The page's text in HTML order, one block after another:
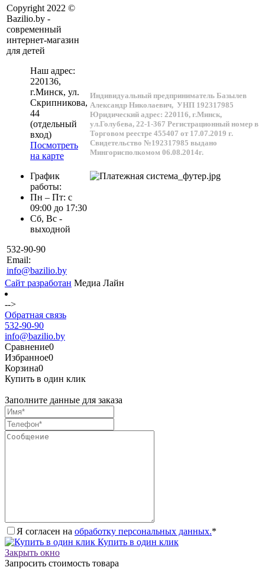
Copyright 2022 ©
Bazilio.by -
современный
интернет-магазин
для детей
Наш адрес:
220136,
г.Минск, ул.
Скрипникова,
44
(отдельный
вход)
Посмотреть
на карте
График
работы:
Пн – Пт: с
09:00 до 17:30
Сб, Вс -
выходной
532-90-90
Email:
info@bazilio.by
Индивидуальный предприниматель Базылев
Александр Николаевич, УНП 192317985
Юридический адрес: 220116, г.Минск,
ул.Голубева, 22-1-367 Регистрационный номер в
Торговом реестре 455407 от 17.07.2019 г.
Свидетельство №192317985 выдано
Мингорисполкомом 06.08.2014г.
Сайт разработан Медиа Лайн
-->
Обратная связь
532-90-90
info@bazilio.by
Сравнение0
Избранное0
Корзина0
Купить в один клик
Заполните данные для заказа
Я согласен на обработку персональных данных.*
Купить в один клик
Закрыть окно
Запросить стоимость товара